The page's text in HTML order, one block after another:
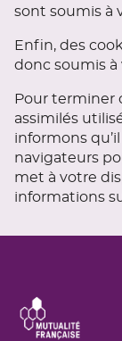
sont soumis à
Enfin, des
donc soumis
Pour terminer
assimilés
informons
navigateurs
met à votre
informations